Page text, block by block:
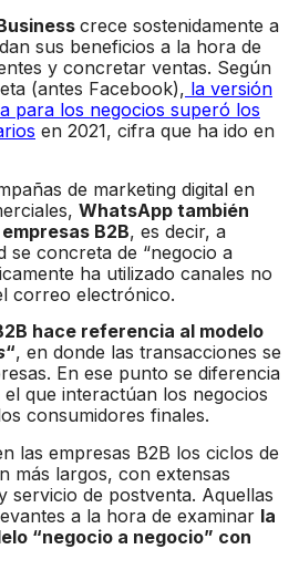
crece sostenidamente a
sus beneficios a la hora de
y concretar ventas. Según
(antes Facebook), la versión
para los negocios superó los
en 2021, cifra que ha ido en
de marketing digital en
WhatsApp también
B2B, es decir, a
se concreta de “negocio a
ha utilizado canales no
correo electrónico.
hace referencia al modelo
“, en donde las transacciones se
En ese punto se diferencia
que interactúan los negocios
consumidores finales.
las empresas B2B los ciclos de
más largos, con extensas
servicio de postventa. Aquellas
a la hora de examinar la
“negocio a negocio” con